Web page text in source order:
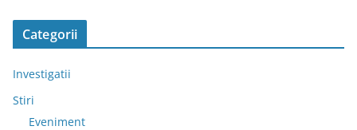
Categorii
Investigatii
Stiri
Eveniment